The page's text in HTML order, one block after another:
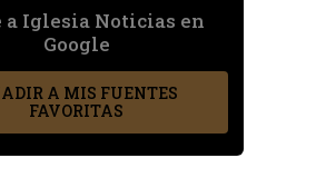
a Iglesia Noticias en
Google
A MIS FUENTES
FAVORITAS